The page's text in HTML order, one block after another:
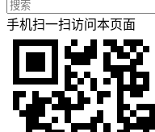
手机扫一扫访问本页面